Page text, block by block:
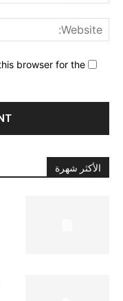
browser for the
الأكثر شهرة